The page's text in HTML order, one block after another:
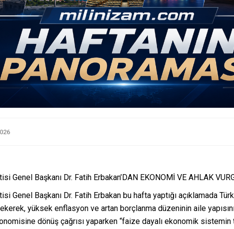
Genel Başkanı Dr. Fatih Erbakan’DAN EKONOMİ VE AHLAK
Genel Başkanı Dr. Fatih Erbakan bu hafta yaptığı açıklamada
yüksek enflasyon ve artan borçlanma düzeninin aile
dönüş çağrısı yaparken “faize dayalı ekonomik